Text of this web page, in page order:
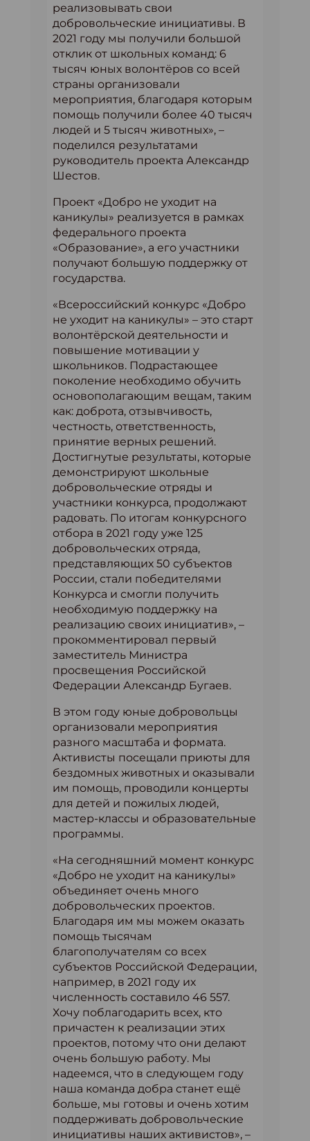
реализовывать свои
добровольческие инициативы. В
2021 году мы получили большой
отклик от школьных команд: 6
тысяч юных волонтёров со всей
страны организовали
мероприятия, благодаря которым
помощь получили более 40 тысяч
людей и 5 тысяч животных», –
поделился результатами
руководитель проекта Александр
Шестов.
Проект «Добро не уходит на
каникулы» реализуется в рамках
федерального проекта
«Образование», а его участники
получают большую поддержку от
государства.
«Всероссийский конкурс «Добро
не уходит на каникулы» – это старт
волонтёрской деятельности и
повышение мотивации у
школьников. Подрастающее
поколение необходимо обучить
основополагающим вещам, таким
как: доброта, отзывчивость,
честность, ответственность,
принятие верных решений.
Достигнутые результаты, которые
демонстрируют школьные
добровольческие отряды и
участники конкурса, продолжают
радовать. По итогам конкурсного
отбора в 2021 году уже 125
добровольческих отряда,
представляющих 50 субъектов
России, стали победителями
Конкурса и смогли получить
необходимую поддержку на
реализацию своих инициатив», –
прокомментировал первый
заместитель Министра
просвещения Российской
Федерации Александр Бугаев.
В этом году юные добровольцы
организовали мероприятия
разного масштаба и формата.
Активисты посещали приюты для
бездомных животных и оказывали
им помощь, проводили концерты
для детей и пожилых людей,
мастер-классы и образовательные
программы.
«На сегодняшний момент конкурс
«Добро не уходит на каникулы»
объединяет очень много
добровольческих проектов.
Благодаря им мы можем оказать
помощь тысячам
благополучателям со всех
субъектов Российской Федерации,
например, в 2021 году их
численность составило 46 557.
Хочу поблагодарить всех, кто
причастен к реализации этих
проектов, потому что они делают
очень большую работу. Мы
надеемся, что в следующем году
наша команда добра станет ещё
больше, мы готовы и очень хотим
поддерживать добровольческие
инициативы наших активистов», –